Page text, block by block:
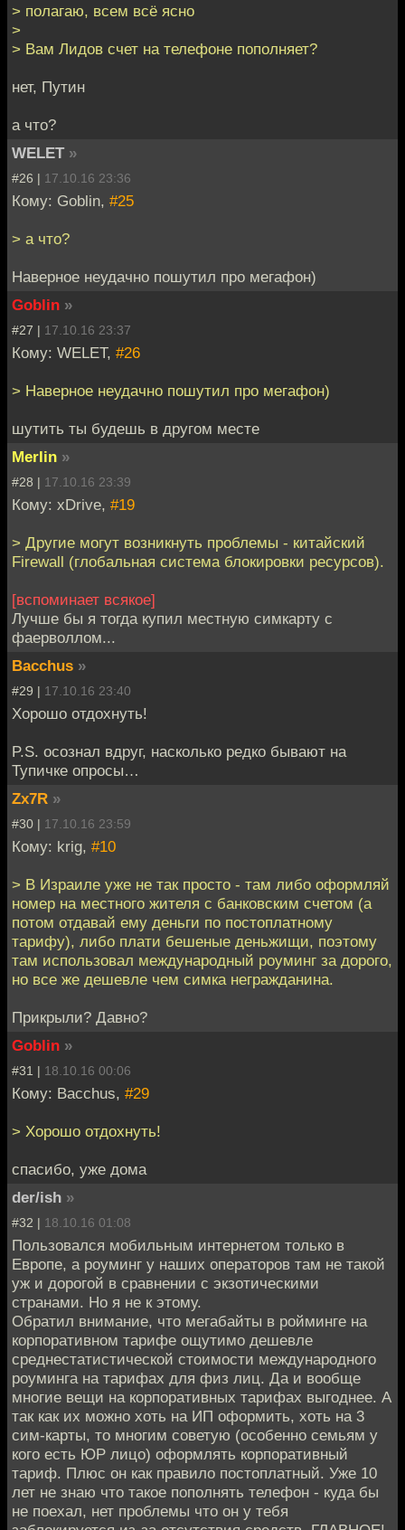
> полагаю, всем всё ясно
>
> Вам Лидов счет на телефоне пополняет?
нет, Путин
а что?
WELET »
#26 | 17.10.16 23:36
Кому: Goblin, #25
> а что?
Наверное неудачно пошутил про мегафон)
Goblin »
#27 | 17.10.16 23:37
Кому: WELET, #26
> Наверное неудачно пошутил про мегафон)
шутить ты будешь в другом месте
Merlin »
#28 | 17.10.16 23:39
Кому: xDrive, #19
> Другие могут возникнуть проблемы - китайский
Firewall (глобальная система блокировки ресурсов).
[вспоминает всякое]
Лучше бы я тогда купил местную симкарту с
фаерволлом...
Bacchus »
#29 | 17.10.16 23:40
Хорошо отдохнуть!
P.S. осознал вдруг, насколько редко бывают на
Тупичке опросы…
Zx7R »
#30 | 17.10.16 23:59
Кому: krig, #10
> В Израиле уже не так просто - там либо оформляй
номер на местного жителя с банковским счетом (а
потом отдавай ему деньги по постоплатному
тарифу), либо плати бешеные деньжищи, поэтому
там использовал международный роуминг за дорого,
но все же дешевле чем симка негражданина.
Прикрыли? Давно?
Goblin »
#31 | 18.10.16 00:06
Кому: Bacchus, #29
> Хорошо отдохнуть!
спасибо, уже дома
der/ish »
#32 | 18.10.16 01:08
Пользовался мобильным интернетом только в
Европе, а роуминг у наших операторов там не такой
уж и дорогой в сравнении с экзотическими
странами. Но я не к этому.
Обратил внимание, что мегабайты в ройминге на
корпоративном тарифе ощутимо дешевле
среднестатистической стоимости международного
роуминга на тарифах для физ лиц. Да и вообще
многие вещи на корпоративных тарифах выгоднее. А
так как их можно хоть на ИП оформить, хоть на 3
сим-карты, то многим советую (особенно семьям у
кого есть ЮР лицо) оформлять корпоративный
тариф. Плюс он как правило постоплатный. Уже 10
лет не знаю что такое пополнять телефон - куда бы
не поехал, нет проблемы что он у тебя